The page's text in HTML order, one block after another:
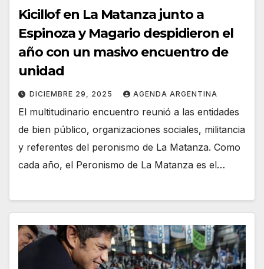
Kicillof en La Matanza junto a
Espinoza y Magario despidieron el
año con un masivo encuentro de
unidad
DICIEMBRE 29, 2025 AGENDA ARGENTINA
El multitudinario encuentro reunió a las entidades
de bien público, organizaciones sociales, militancia
y referentes del peronismo de La Matanza. Como
cada año, el Peronismo de La Matanza es el…